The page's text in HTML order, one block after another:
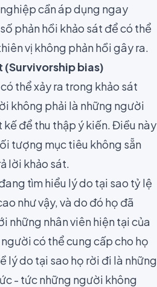
cần áp dụng ngay
phản hồi khảo sát để có thể
vị không phản hồi gây ra.
(Survivorship bias)
thể xảy ra trong khảo sát
không phải là những người
để thu thập ý kiến. Điều này
tượng mục tiêu không sẵn
lời khảo sát.
tìm hiểu lý do tại sao tỷ lệ
như vậy, và do đó họ đã
những nhân viên hiện tại của
có thể cung cấp cho họ
lý do tại sao họ rời đi là những
- tức những người không